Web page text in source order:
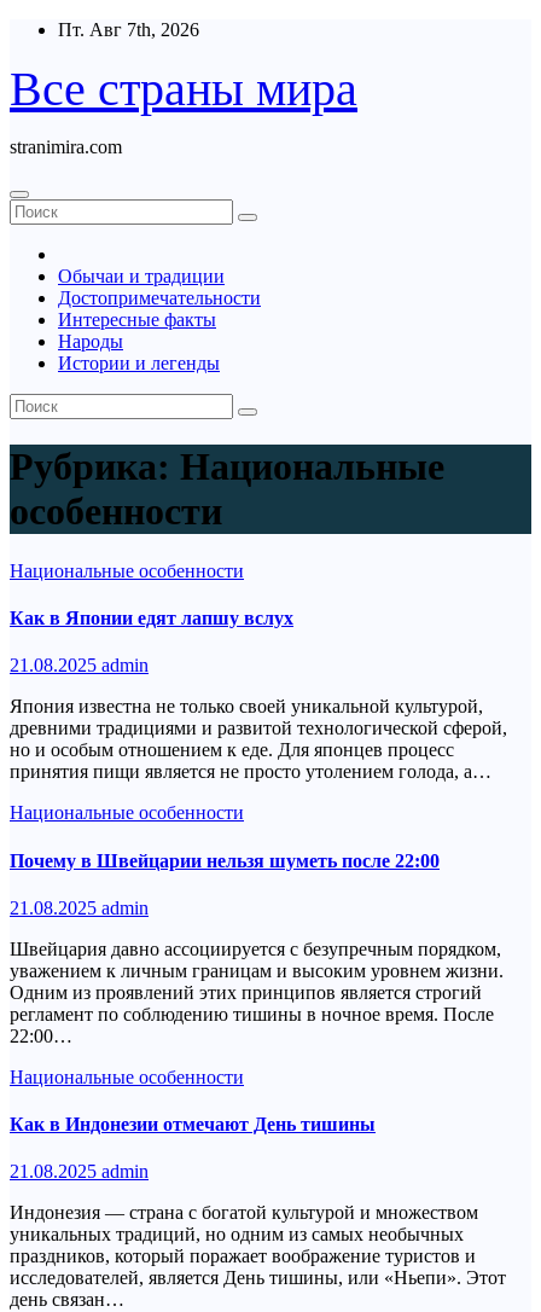
Перейти
содержимому
Пт. Авг 7th, 2026
Все страны мира
stranimira.com
Обычаи и традиции
Достопримечательности
Интересные факты
Народы
Истории и легенды
Рубрика: Национальные
особенности
Национальные особенности
Как в Японии едят лапшу вслух
21.08.2025 admin
Япония известна не только своей уникальной культурой,
древними традициями и развитой технологической сферой,
но и особым отношением к еде. Для японцев процесс
принятия пищи является не просто утолением голода, а…
Национальные особенности
Почему в Швейцарии нельзя шуметь после 22:00
21.08.2025 admin
Швейцария давно ассоциируется с безупречным порядком,
уважением к личным границам и высоким уровнем жизни.
Одним из проявлений этих принципов является строгий
регламент по соблюдению тишины в ночное время. После
22:00…
Национальные особенности
Как в Индонезии отмечают День тишины
21.08.2025 admin
Индонезия — страна с богатой культурой и множеством
уникальных традиций, но одним из самых необычных
праздников, который поражает воображение туристов и
исследователей, является День тишины, или «Ньепи». Этот
день связан…